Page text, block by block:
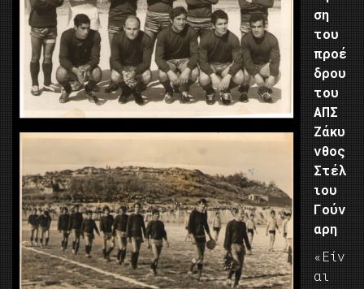
ση
του
προέ
δρου
του
ΑΠΣ
Ζάκυ
νθος
Στέλ
ιου
Γούν
αρη
«Είν
αι